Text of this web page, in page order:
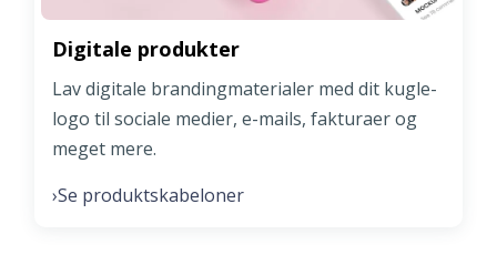
Digitale produkter
Lav digitale brandingmaterialer med dit kugle-
logo til sociale medier, e-mails, fakturaer og
meget mere.
›Se produktskabeloner